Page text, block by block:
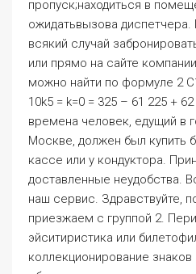
наш сервис. Здравствуйте,
приезжаем с группой 2.
эйситиристика или
коллекционирование
общественном транспорте
жетоны, талоны,
далее. Заметила эти
кивать на любые вопросы
вообще даже не понимая
габаритных размеров,не
Отправление, дни
информацию,
«cookies», в частности, в
статистических целях, а